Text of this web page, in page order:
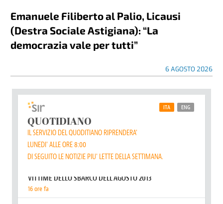
Emanuele Filiberto al Palio, Licausi
(Destra Sociale Astigiana): “La
democrazia vale per tutti”
6 AGOSTO 2026